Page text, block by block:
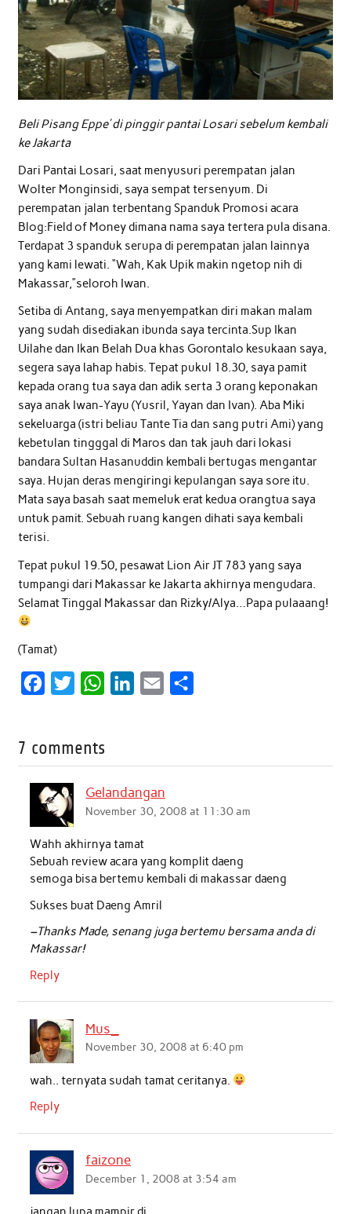
Beli Pisang Eppe’ di pinggir pantai Losari sebelum kembali
ke Jakarta
Dari Pantai Losari, saat menyusuri perempatan jalan
Wolter Monginsidi, saya sempat tersenyum. Di
perempatan jalan terbentang Spanduk Promosi acara
Blog:Field of Money dimana nama saya tertera pula disana.
Terdapat 3 spanduk serupa di perempatan jalan lainnya
yang kami lewati. “Wah, Kak Upik makin ngetop nih di
Makassar,”seloroh Iwan.
Setiba di Antang, saya menyempatkan diri makan malam
yang sudah disediakan ibunda saya tercinta.Sup Ikan
Uilahe dan Ikan Belah Dua khas Gorontalo kesukaan saya,
segera saya lahap habis. Tepat pukul 18.30, saya pamit
kepada orang tua saya dan adik serta 3 orang keponakan
saya anak Iwan-Yayu (Yusril, Yayan dan Ivan). Aba Miki
sekeluarga (istri beliau Tante Tia dan sang putri Ami) yang
kebetulan tingggal di Maros dan tak jauh dari lokasi
bandara Sultan Hasanuddin kembali bertugas mengantar
saya. Hujan deras mengiringi kepulangan saya sore itu.
Mata saya basah saat memeluk erat kedua orangtua saya
untuk pamit. Sebuah ruang kangen dihati saya kembali
terisi.
Tepat pukul 19.50, pesawat Lion Air JT 783 yang saya
tumpangi dari Makassar ke Jakarta akhirnya mengudara.
Selamat Tinggal Makassar dan Rizky/Alya…Papa pulaaang!
(Tamat)
e
o
o
k
t
W
t
A
p
d
n
7 comments
Gelandangan
November 30, 2008 at 11:30 am
Wahh akhirnya tamat
Sebuah review acara yang komplit daeng
semoga bisa bertemu kembali di makassar daeng
Sukses buat Daeng Amril
–Thanks Made, senang juga bertemu bersama anda di
Makassar!
Reply
Mus_
November 30, 2008 at 6:40 pm
wah.. ternyata sudah tamat ceritanya.
Reply
faizone
December 1, 2008 at 3:54 am